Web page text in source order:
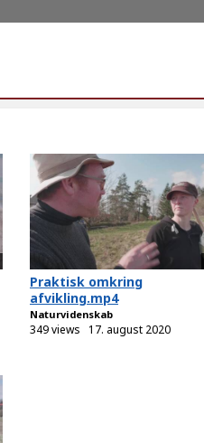
Praktisk omkring
afvikling.mp4
Naturvidenskab
349 views 17. august 2020